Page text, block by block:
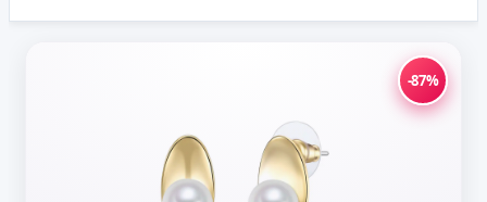
clemele de...
-87%